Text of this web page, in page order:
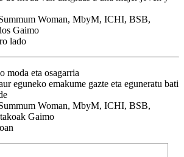
Woman, MbyM, ICHI, BSB,
Gaimo
lado
moda eta osagarria
eguneko emakume gazte eta eguneratu bati
Woman, MbyM, ICHI, BSB,
Gaimo